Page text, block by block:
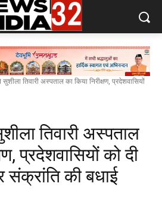
सुशीला तिवारी अस्पताल का किया निरीक्षण, प्रदेशवासियों
तिवारी अस्पताल
प्रदेशवासियों को दी
संक्रांति की बधाई